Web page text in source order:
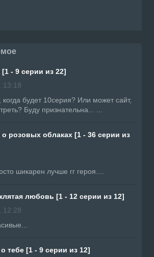
[1 - 9 серии из 22]
13:18
когда будет 10серия? Или может сайт,
Буду признательна... ...
о розовых облаках [1 - 36 серии из
шикарен лучше гг героя....
любовь [1 - 12 серии из 12]
12:28
тебе [1 - 9 серии из 12]